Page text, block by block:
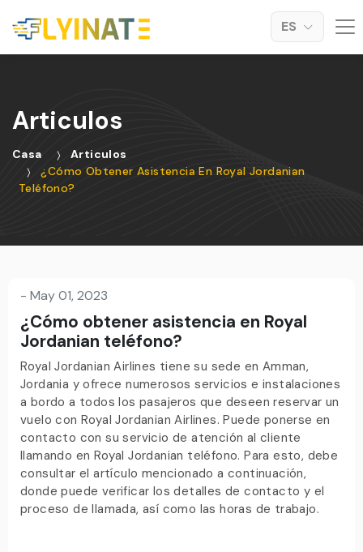
ES
Articulos
Casa
Articulos
¿Cómo Obtener Asistencia En Royal Jordanian
Teléfono?
- May 01, 2023
¿Cómo obtener asistencia en Royal
Jordanian teléfono?
Royal Jordanian Airlines tiene su sede en Amman,
Jordania y ofrece numerosos servicios e instalaciones
a bordo a todos los pasajeros que deseen reservar un
vuelo con Royal Jordanian Airlines. Puede ponerse en
contacto con su servicio de atención al cliente
llamando en Royal Jordanian teléfono. Para esto, debe
consultar el artículo mencionado a continuación,
donde puede verificar los detalles de contacto y el
proceso de llamada, así como las horas de trabajo.